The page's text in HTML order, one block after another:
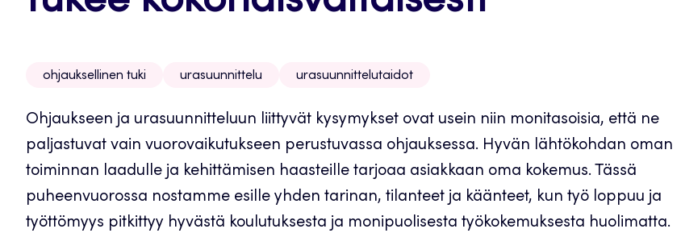
ohjauksellinen tuki urasuunnittelu urasuunnittelutaidot
Ohjaukseen ja urasuunnitteluun liittyvät kysymykset ovat usein niin monitasoisia, että ne
paljastuvat vain vuorovaikutukseen perustuvassa ohjauksessa. Hyvän lähtökohdan oman
toiminnan laadulle ja kehittämisen haasteille tarjoaa asiakkaan oma kokemus. Tässä
puheenvuorossa nostamme esille yhden tarinan, tilanteet ja käänteet, kun työ loppuu ja
työttömyys pitkittyy hyvästä koulutuksesta ja monipuolisesta työkokemuksesta huolimatta.